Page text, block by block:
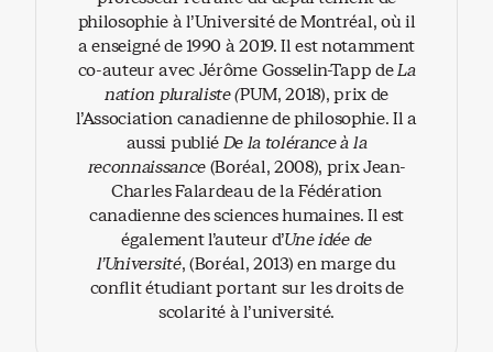
philosophie à l’Université de Montréal, où il
a enseigné de 1990 à 2019. Il est notamment
co-auteur avec Jérôme Gosselin-Tapp deLa
nation pluraliste (PUM, 2018), prix de
l’Association canadienne de philosophie. Il a
aussi publiéDe la tolérance à la
reconnaissance(Boréal, 2008), prix Jean-
Charles Falardeau de la Fédération
canadienne des sciences humaines. Il est
également l’auteur d’Une idée de
l’Université, (Boréal, 2013) en marge du
conflit étudiant portant sur les droits de
scolarité à l’université.